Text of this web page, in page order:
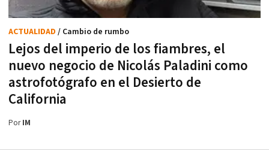
Lejos del imperio de los fiambres, el
nuevo negocio de Nicolás Paladini como
astrofotógrafo en el Desierto de
California
ACTUALIDAD / Cambio de rumbo
PorIM